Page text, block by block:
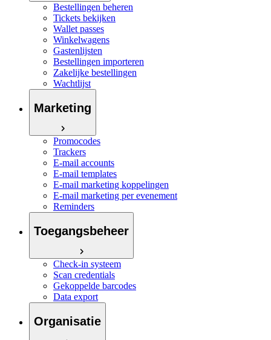
Bestellingen beheren
Tickets bekijken
Wallet passes
Winkelwagens
Gastenlijsten
Bestellingen importeren
Zakelijke bestellingen
Wachtlijst
Marketing
Promocodes
Trackers
E-mail accounts
E-mail templates
E-mail marketing koppelingen
E-mail marketing per evenement
Reminders
Toegangsbeheer
Check-in systeem
Scan credentials
Gekoppelde barcodes
Data export
Organisatie